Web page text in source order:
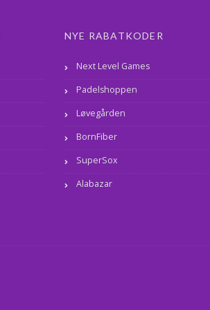
NYE RABATKODER
Next Level Games
Padelshoppen
Løvegården
BornFiber
SuperSox
Alabazar